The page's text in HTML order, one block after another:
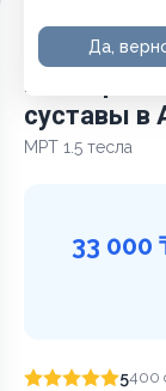
Да,
суставы в
МРТ 1.5 тесла
33 000
5400